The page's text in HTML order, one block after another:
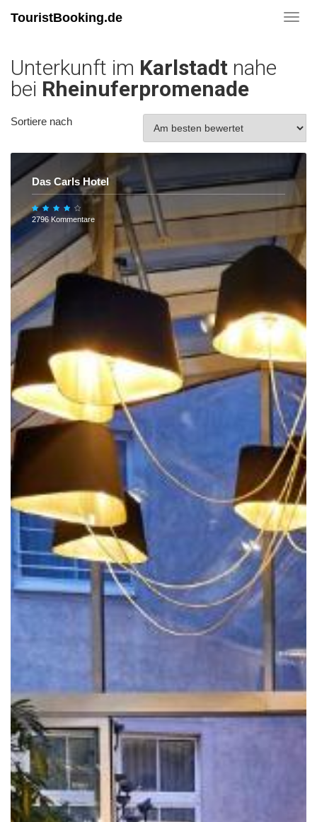
TouristBooking.de
Unterkunft im Karlstadt nahe
bei Rheinuferpromenade
Sortiere nach
Das Carls Hotel
2796 Kommentare